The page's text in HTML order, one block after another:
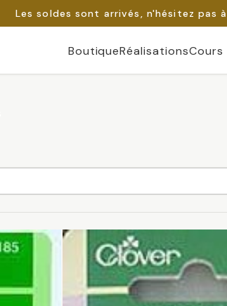
Les soldes sont arrivés, n'hésitez pas
BoutiqueRéalisations